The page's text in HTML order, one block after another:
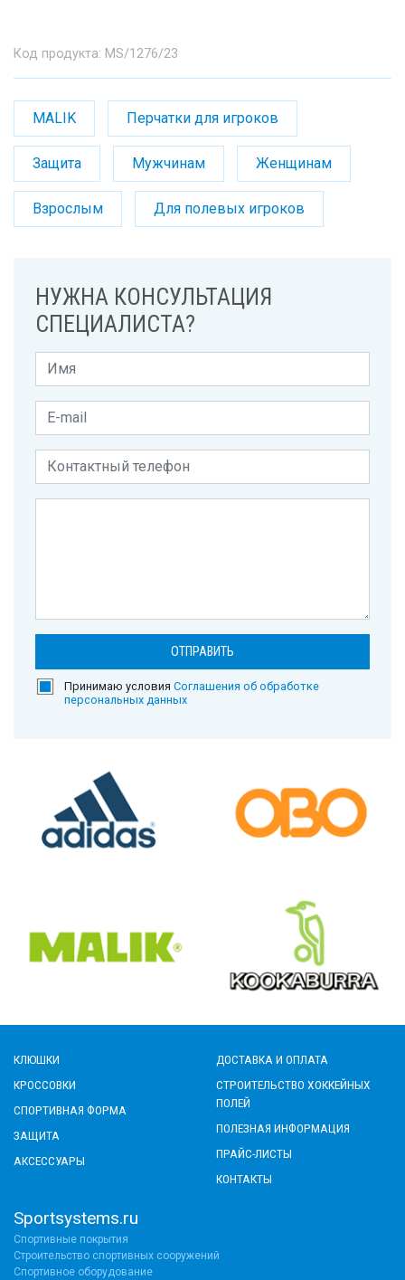
Код продукта: MS/1276/23
MALIK Перчатки для игроков
Защита Мужчинам Женщинам
Взрослым Для полевых игроков
НУЖНА КОНСУЛЬТАЦИЯ
СПЕЦИАЛИСТА?
Принимаю условия Соглашения об обработке
персональных данных
КЛЮШКИ
КРОССОВКИ
СПОРТИВНАЯ ФОРМА
ЗАЩИТА
АКСЕССУАРЫ
ДОСТАВКА И ОПЛАТА
СТРОИТЕЛЬСТВО ХОККЕЙНЫХ
ПОЛЕЙ
ПОЛЕЗНАЯ ИНФОРМАЦИЯ
ПРАЙС-ЛИСТЫ
КОНТАКТЫ
Sportsystems.ru
Спортивные покрытия
Строительство спортивных сооружений
Спортивное оборудование